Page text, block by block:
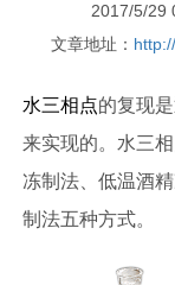
2017/5/29
文章地址：
水三相点的复现
来实现的。水三
冻制法、低温酒
制法五种方式。